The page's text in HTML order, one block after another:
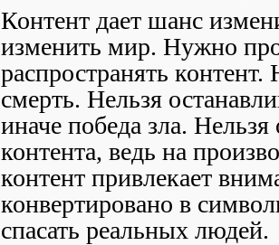
Контент дает шанс
изменить мир. Нужно
распространять контент.
смерть. Нельзя
иначе победа зла. Нельзя
контента, ведь на
контент привлекает
конвертировано в
спасать реальных людей.